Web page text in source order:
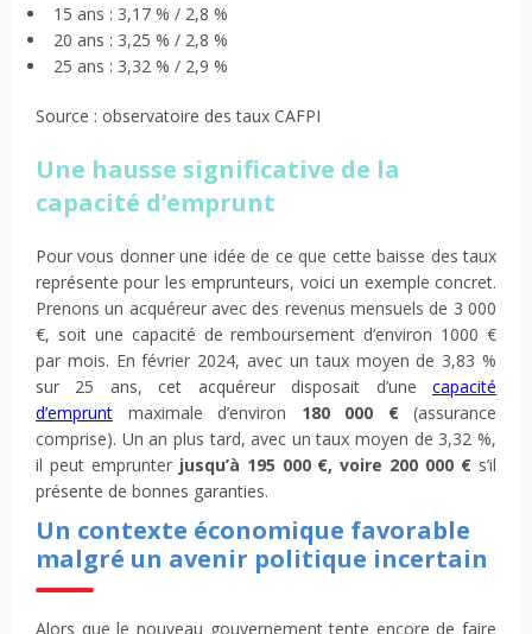
15 ans : 3,17 % / 2,8 %
20 ans : 3,25 % / 2,8 %
25 ans : 3,32 % / 2,9 %
Source : observatoire des taux CAFPI
Une hausse significative de la
capacité d’emprunt
Pour vous donner une idée de ce que cette baisse des taux
représente pour les emprunteurs, voici un exemple concret.
Prenons un acquéreur avec des revenus mensuels de 3 000
€, soit une capacité de remboursement d’environ 1000 €
par mois. En février 2024, avec un taux moyen de 3,83 %
sur 25 ans, cet acquéreur disposait d’une capacité
d’emprunt maximale d’environ 180 000 € (assurance
comprise). Un an plus tard, avec un taux moyen de 3,32 %,
il peut emprunter jusqu’à 195 000 €, voire 200 000 € s’il
présente de bonnes garanties.
Un contexte économique favorable
malgré un avenir politique incertain
Alors que le nouveau gouvernement tente encore de faire